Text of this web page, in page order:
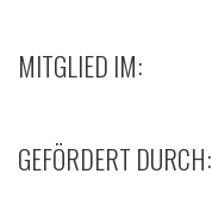
MITGLIED IM:
GEFÖRDERT DURCH: